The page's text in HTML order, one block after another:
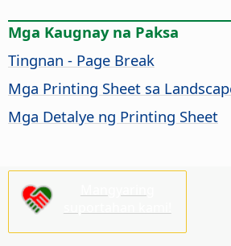
Mga Kaugnay na Paksa
Tingnan - Page Break
Mga Printing Sheet sa
Mga Detalye ng Printing Sheet